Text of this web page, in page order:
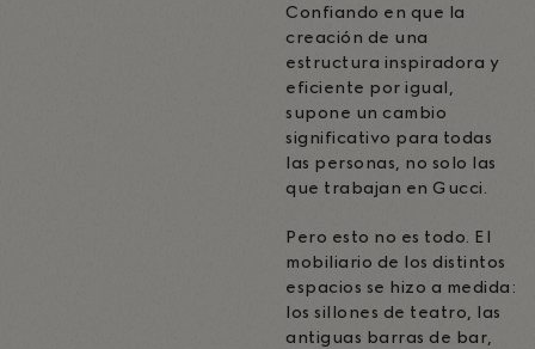
Confiando en que la
creación de una
estructura inspiradora y
eficiente por igual,
supone un cambio
significativo para todas
las personas, no solo las
que trabajan en Gucci.
Pero esto no es todo. El
mobiliario de los distintos
espacios se hizo a medida:
los sillones de teatro, las
antiguas barras de bar,